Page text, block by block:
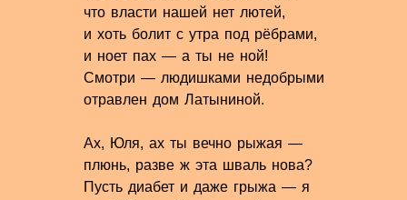
что власти нашей нет лютей,
и хоть болит с утра под рёбрами,
и ноет пах — а ты не ной!
Смотри — людишками недобрыми
отравлен дом Латыниной.
Ах, Юля, ах ты вечно рыжая —
плюнь, разве ж эта шваль нова?
Пусть диабет и даже грыжа — я